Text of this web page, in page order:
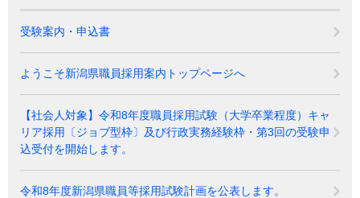
受験案内・申込書
ようこそ新潟県職員採用案内トップページへ
【社会人対象】令和8年度職員採用試験（大学卒業程度）キャ
リア採用〔ジョブ型枠〕及び行政実務経験枠・第3回の受験申
込受付を開始します。
令和8年度新潟県職員等採用試験計画を公表します。